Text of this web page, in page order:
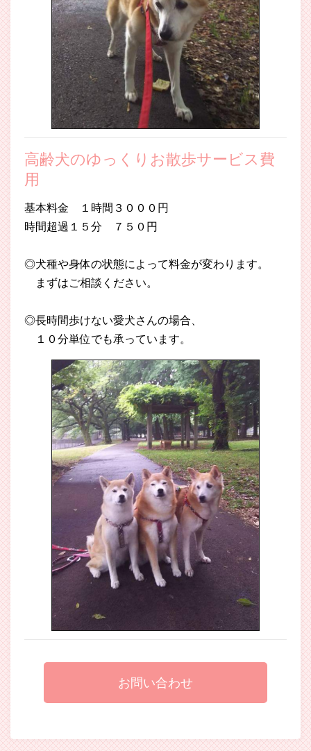
高齢犬のゆっくりお散歩サービス費
用
基本料金 １時間３０００円
時間超過１５分 ７５０円
◎犬種や身体の状態によって料金が変わります。
まずはご相談ください。
◎長時間歩けない愛犬さんの場合、
１０分単位でも承っています。
お問い合わせ